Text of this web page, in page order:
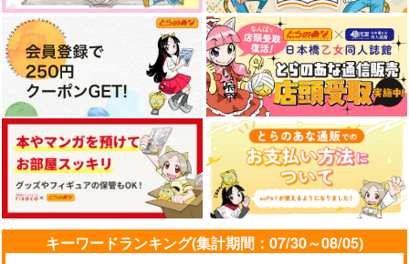
キーワードランキング(集計期間：07/30～08/05)